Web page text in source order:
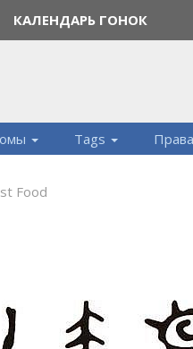
КАЛЕНДАРЬ ГОНОК
Tags
Food